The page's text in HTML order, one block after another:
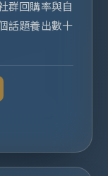
群回購率與自
話題養出數十